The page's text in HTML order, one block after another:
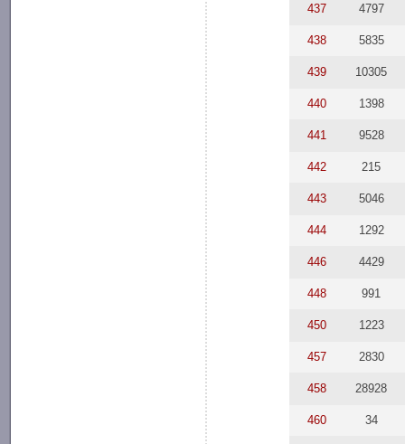
437 4797
438 5835
439 10305
440 1398
441 9528
442 215
443 5046
444 1292
446 4429
448 991
450 1223
457 2830
458 28928
460 34